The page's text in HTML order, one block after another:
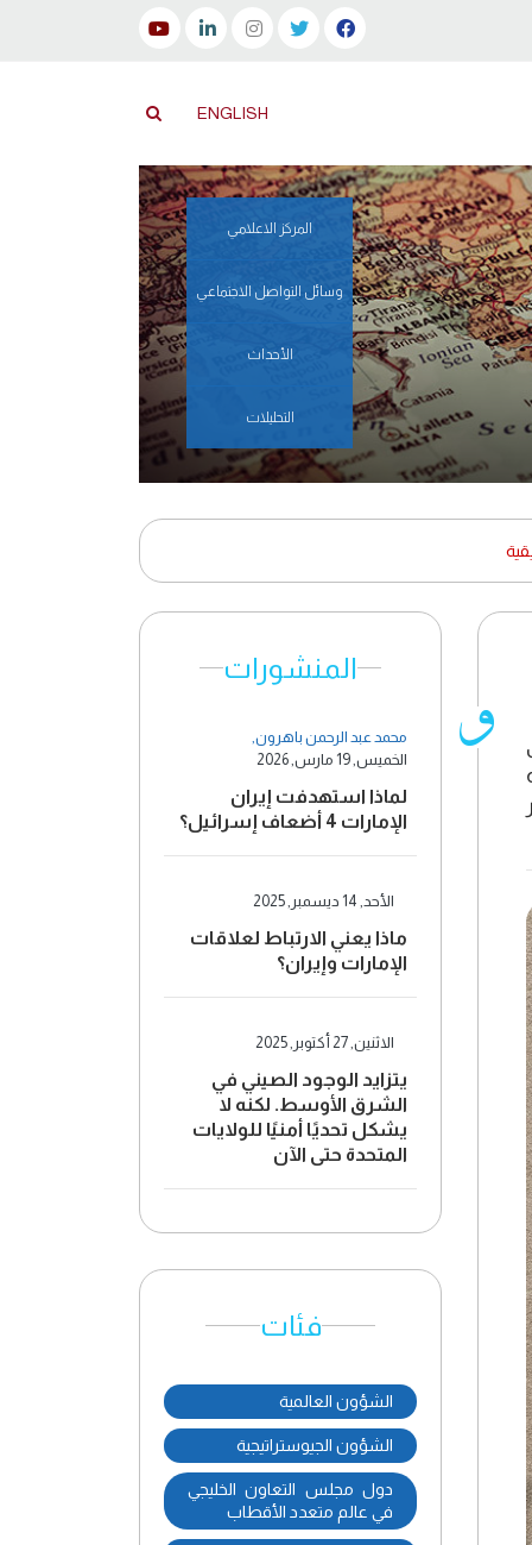
ENGLISH
المركز الاعلامي
وسائل التواصل الاجتماعي
الأحداث
التحليلات
المنشورات
محمد عبد الرحمن باهرون,
الخميس, 19 مارس, 2026
لماذا استهدفت إيران
الإمارات 4 أضعاف إسرائيل؟
الأحد, 14 ديسمبر, 2025
ماذا يعني الارتباط لعلاقات
الإمارات وإيران؟
الاثنين, 27 أكتوبر, 2025
يتزايد الوجود الصيني في
الشرق الأوسط. لكنه لا
يشكل تحديًا أمنيًا للولايات
المتحدة حتى الآن
فئات
الشؤون العالمية
الشؤون الجيوستراتيجية
دول مجلس التعاون الخليجي
في عالم متعدد الأقطاب